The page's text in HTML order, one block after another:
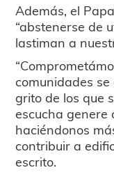
Además, el
“abstenerse de
lastiman a
comunidades
grito de los que
escucha genere
haciéndonos
contribuir a
escrito.